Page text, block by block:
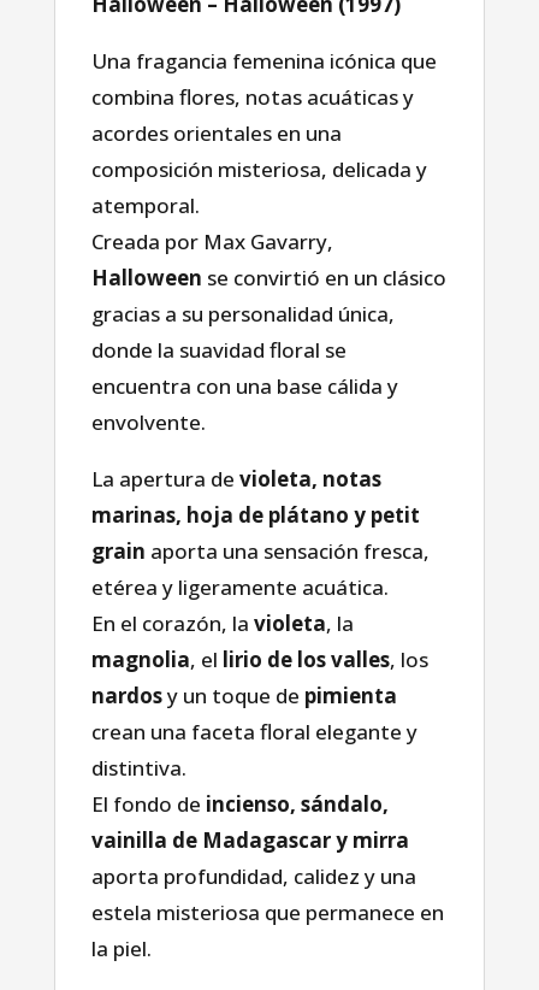
Una fragancia femenina icónica que
combina flores, notas acuáticas y
acordes orientales en una
composición misteriosa, delicada y
atemporal.
Creada por Max Gavarry,
Halloween se convirtió en un clásico
gracias a su personalidad única,
donde la suavidad floral se
encuentra con una base cálida y
envolvente.
La apertura de violeta, notas
marinas, hoja de plátano y petit
grain aporta una sensación fresca,
etérea y ligeramente acuática.
En el corazón, la violeta, la
magnolia, el lirio de los valles, los
nardosy un toque de pimienta
crean una faceta floral elegante y
distintiva.
El fondo de incienso, sándalo,
vainilla de Madagascar y mirra
aporta profundidad, calidez y una
estela misteriosa que permanece en
la piel.